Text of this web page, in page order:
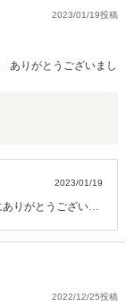
2023/01/19投稿
ありがとうございまし
2023/01/19
2022/12/25投稿